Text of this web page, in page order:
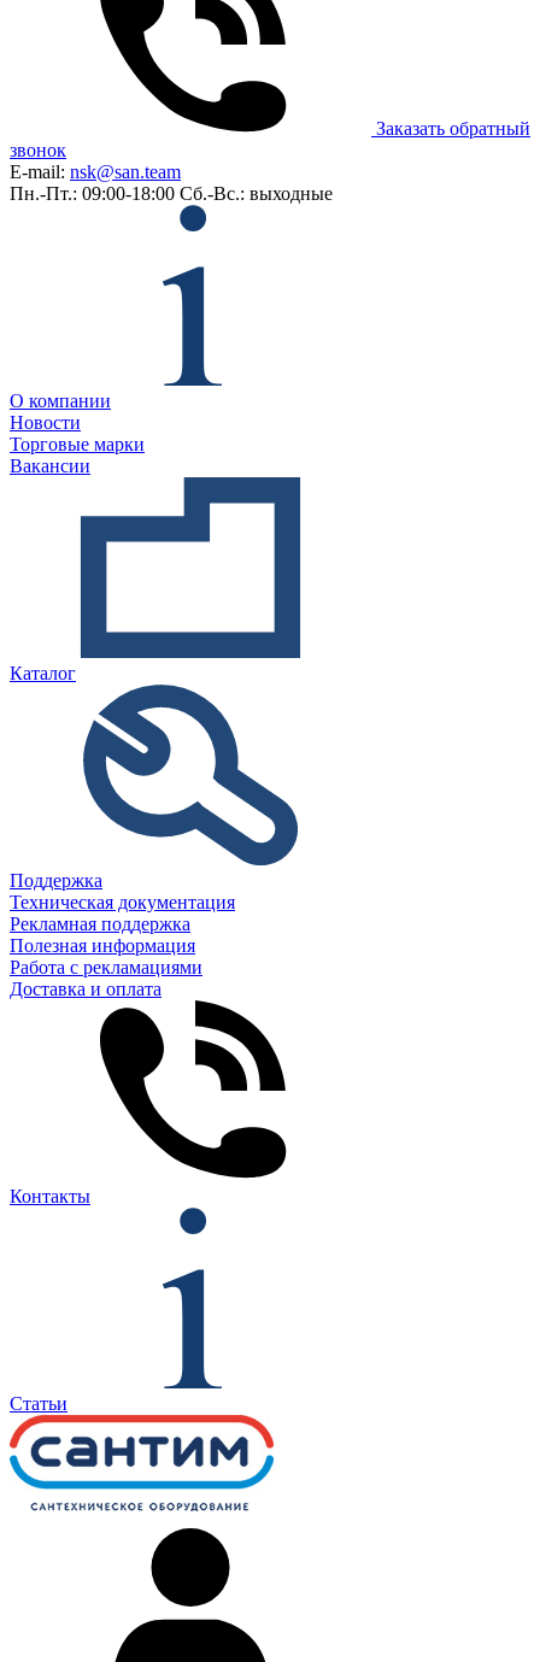
Заказать обратный
звонок
E-mail: nsk@san.team
Пн.-Пт.: 09:00-18:00 Сб.-Вс.: выходные
О компании
Новости
Торговые марки
Вакансии
Каталог
Поддержка
Техническая документация
Рекламная поддержка
Полезная информация
Работа с рекламациями
Доставка и оплата
Контакты
Статьи